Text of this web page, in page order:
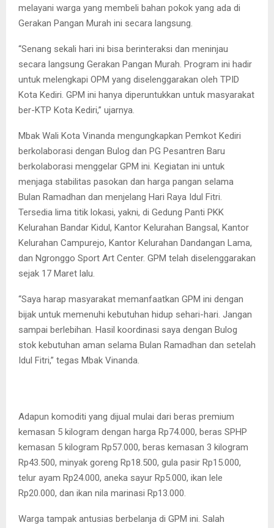
melayani warga yang membeli bahan pokok yang ada di
Gerakan Pangan Murah ini secara langsung.
“Senang sekali hari ini bisa berinteraksi dan meninjau
secara langsung Gerakan Pangan Murah. Program ini hadir
untuk melengkapi OPM yang diselenggarakan oleh TPID
Kota Kediri. GPM ini hanya diperuntukkan untuk masyarakat
ber-KTP Kota Kediri,” ujarnya.
Mbak Wali Kota Vinanda mengungkapkan Pemkot Kediri
berkolaborasi dengan Bulog dan PG Pesantren Baru
berkolaborasi menggelar GPM ini. Kegiatan ini untuk
menjaga stabilitas pasokan dan harga pangan selama
Bulan Ramadhan dan menjelang Hari Raya Idul Fitri.
Tersedia lima titik lokasi, yakni, di Gedung Panti PKK
Kelurahan Bandar Kidul, Kantor Kelurahan Bangsal, Kantor
Kelurahan Campurejo, Kantor Kelurahan Dandangan Lama,
dan Ngronggo Sport Art Center. GPM telah diselenggarakan
sejak 17 Maret lalu.
“Saya harap masyarakat memanfaatkan GPM ini dengan
bijak untuk memenuhi kebutuhan hidup sehari-hari. Jangan
sampai berlebihan. Hasil koordinasi saya dengan Bulog
stok kebutuhan aman selama Bulan Ramadhan dan setelah
Idul Fitri,” tegas Mbak Vinanda.
Adapun komoditi yang dijual mulai dari beras premium
kemasan 5 kilogram dengan harga Rp74.000, beras SPHP
kemasan 5 kilogram Rp57.000, beras kemasan 3 kilogram
Rp43.500, minyak goreng Rp18.500, gula pasir Rp15.000,
telur ayam Rp24.000, aneka sayur Rp5.000, ikan lele
Rp20.000, dan ikan nila marinasi Rp13.000.
Warga tampak antusias berbelanja di GPM ini. Salah